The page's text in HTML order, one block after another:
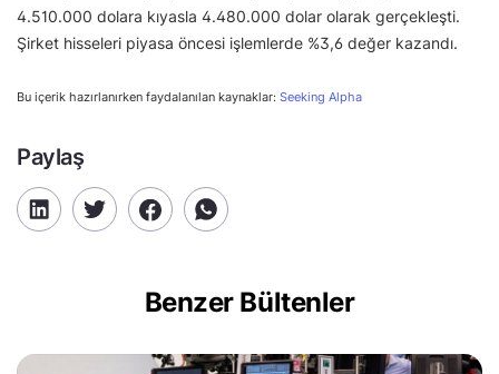
4.510.000 dolara kıyasla 4.480.000 dolar olarak gerçekleşti.
Şirket hisseleri piyasa öncesi işlemlerde %3,6 değer kazandı.
Bu içerik hazırlanırken faydalanılan kaynaklar: Seeking Alpha
Paylaş
Benzer Bültenler